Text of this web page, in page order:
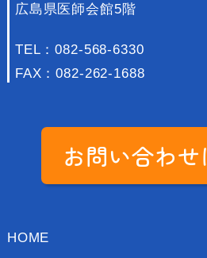
広島県医師会館5階
TEL：082-568-6330
FAX：082-262-1688
お問い合わせ
HOME